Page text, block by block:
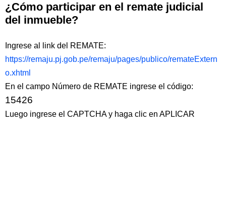
¿Cómo participar en el remate judicial
del inmueble?
Ingrese al link del REMATE:
https://remaju.pj.gob.pe/remaju/pages/publico/remateExtern
o.xhtml
En el campo Número de REMATE ingrese el código:
15426
Luego ingrese el CAPTCHA y haga clic en APLICAR